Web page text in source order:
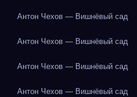
Антон Чехов — Вишнёвый сад
Антон Чехов — Вишнёвый сад
Антон Чехов — Вишнёвый сад
Антон Чехов — Вишнёвый сад